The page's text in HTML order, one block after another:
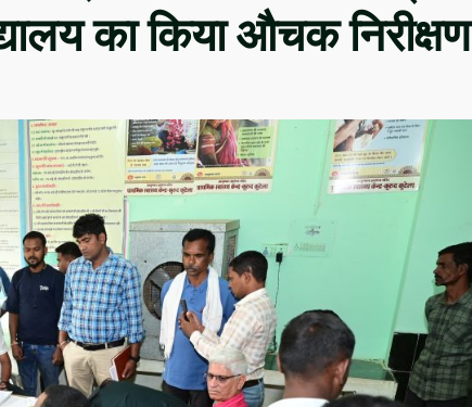
का किया औचक निरीक्षण